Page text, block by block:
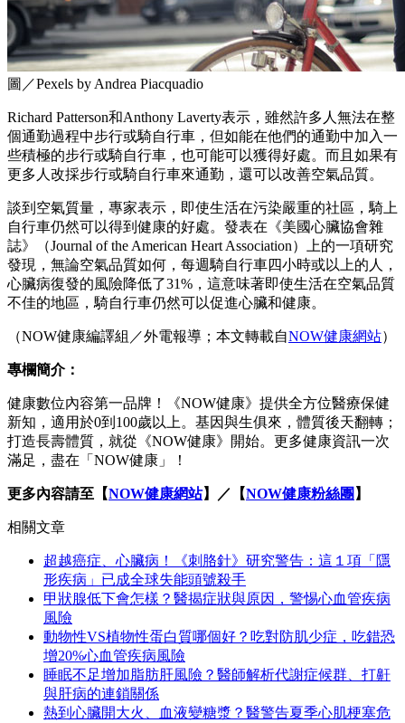
圖／Pexels by Andrea Piacquadio
Richard Patterson和Anthony Laverty表示，雖然許多人無法在整
個通勤過程中步行或騎自行車，但如能在他們的通勤中加入一
些積極的步行或騎自行車，也可能可以獲得好處。而且如果有
更多人改採步行或騎自行車來通勤，還可以改善空氣品質。
談到空氣質量，專家表示，即使生活在污染嚴重的社區，騎上
自行車仍然可以得到健康的好處。發表在《美國心臟協會雜
誌》（Journal of the American Heart Association）上的一項研究
發現，無論空氣品質如何，每週騎自行車四小時或以上的人，
心臟病復發的風險降低了31%，這意味著即使生活在空氣品質
不佳的地區，騎自行車仍然可以促進心臟和健康。
（NOW健康編譯組／外電報導；本文轉載自NOW健康網站）
專欄簡介：
健康數位內容第一品牌！《NOW健康》提供全方位醫療保健
新知，適用於0到100歲以上。基因與生俱來，體質後天翻轉；
打造長壽體質，就從《NOW健康》開始。更多健康資訊一次
滿足，盡在「NOW健康」！
更多內容請至【NOW健康網站】／【NOW健康粉絲團 】
相關文章
超越癌症、心臟病！《刺胳針》研究警告：這１項「隱
形疾病」已成全球失能頭號殺手
甲狀腺低下會怎樣？醫揭症狀與原因，警惕心血管疾病
風險
動物性VS植物性蛋白質哪個好？吃對防肌少症，吃錯恐
增20%心血管疾病風險
睡眠不足增加脂肪肝風險？醫師解析代謝症候群、打鼾
與肝病的連鎖關係
熱到心臟開大火、血液變糖漿？醫警告夏季心肌梗塞危